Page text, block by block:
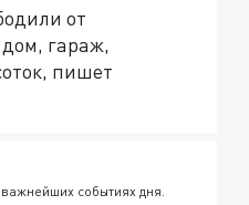
от
гараж,
пишет
событиях дня.